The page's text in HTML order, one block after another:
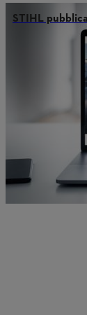
STIHL